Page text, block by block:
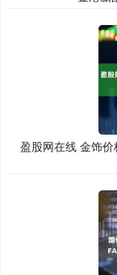
盈股网在线 金饰